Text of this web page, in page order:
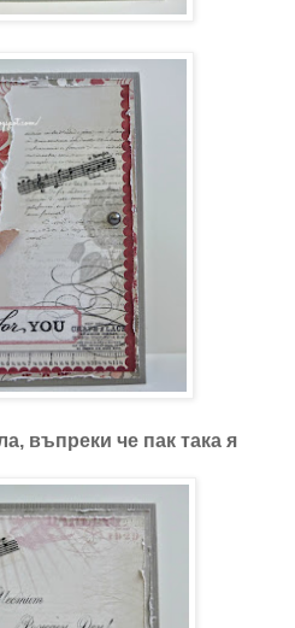
въпреки че пак така я